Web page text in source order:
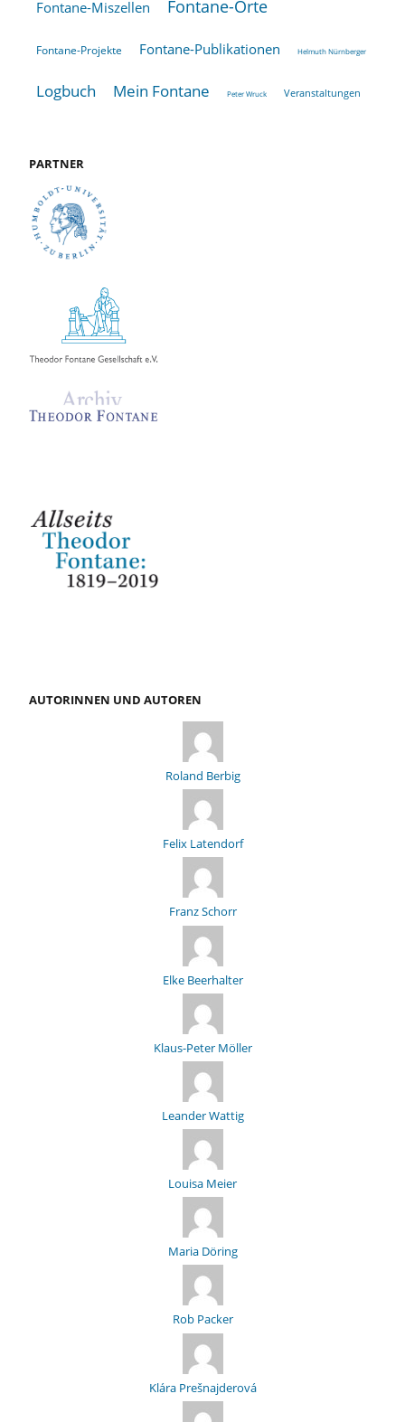
Fontane-Miszellen Fontane-Orte
Fontane-Projekte Fontane-Publikationen Helmuth Nürnberger
Logbuch Mein Fontane Peter Wruck Veranstaltungen
PARTNER
AUTORINNEN UND AUTOREN
Roland Berbig
Felix Latendorf
Franz Schorr
Elke Beerhalter
Klaus-Peter Möller
Leander Wattig
Louisa Meier
Maria Döring
Rob Packer
Klára Prešnajderová